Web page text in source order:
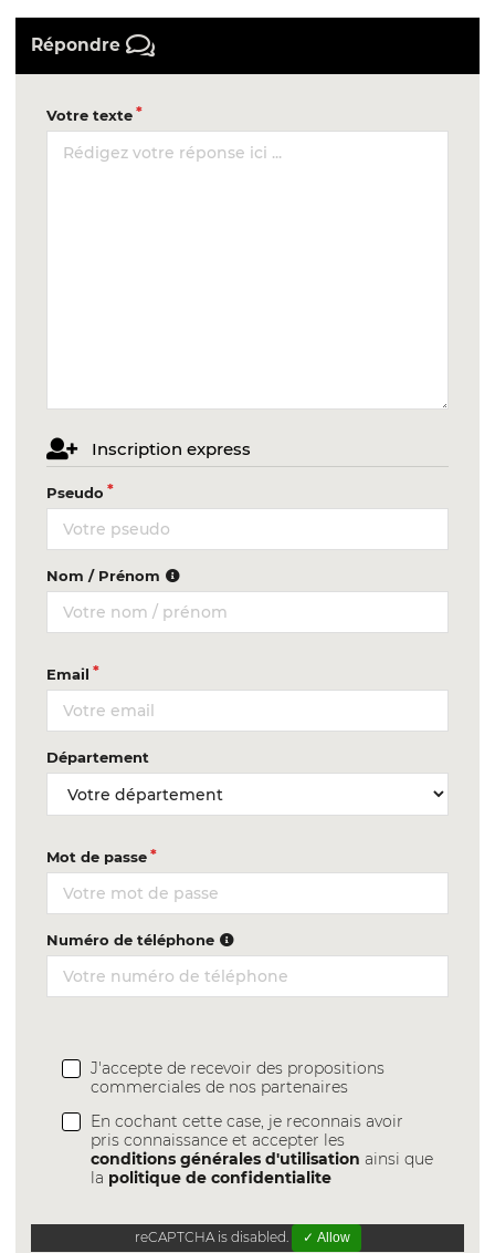
Répondre
Votre texte
Inscription express
Pseudo
Nom / Prénom
Email
Département
Mot de passe
Numéro de téléphone
J'accepte de recevoir des propositions
commerciales de nos partenaires
En cochant cette case, je reconnais avoir
pris connaissance et accepter les
conditions générales d'utilisation ainsi que
la politique de confidentialite
reCAPTCHA is disabled. ✓ Allow